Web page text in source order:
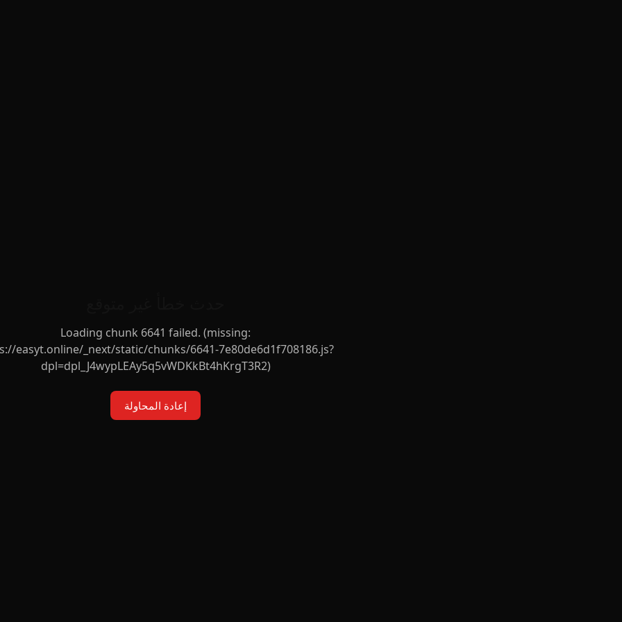
Loading chunk 6641 failed. (missing:
easyt.online/_next/static/chunks/6641-7e80de6d1f708186.js?
dpl=dpl_J4wypLEAy5q5vWDKkBt4hKrgT3R2)
إعادة المحاولة